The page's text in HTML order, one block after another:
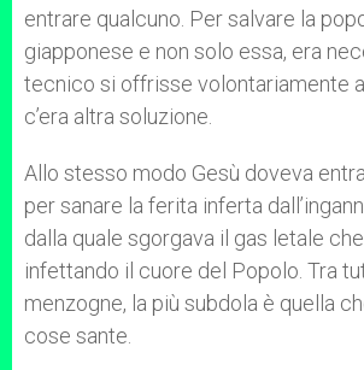
entrare qualcuno. Per salvare la
giapponese e non solo essa, era
tecnico si offrisse volontariamente
c’era altra soluzione.
Allo stesso modo Gesù doveva
per sanare la ferita inferta
dalla quale sgorgava il gas letale
infettando il cuore del Popolo. Tra
menzogne, la più subdola è quella
cose sante.